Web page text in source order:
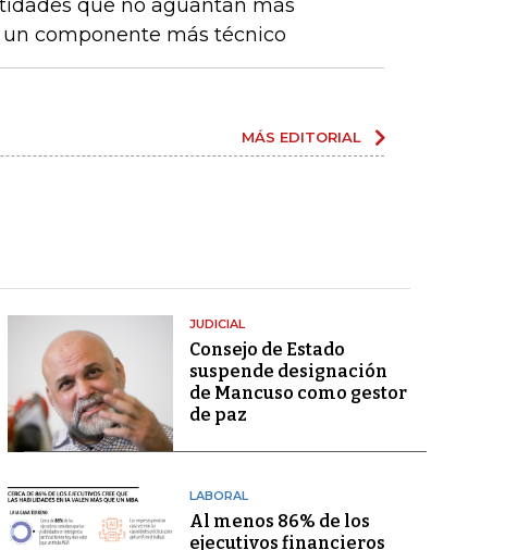
que no aguantan más
componente más técnico
MÁS EDITORIAL
JUDICIAL
Consejo de Estado
suspende designación
de Mancuso como gestor
de paz
LABORAL
Al menos 86% de los
ejecutivos financieros